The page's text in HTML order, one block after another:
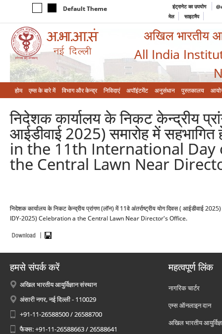
Default Theme इंट्रानेट का उपयोग
मेल
साइटमैप
अखिल भारतीय
All India
होम एम्‍स के बारे में विभाग और केन्‍द्र निविदाएं अपॉइंटमेंट अनुसंधान पुस्तकालय
निदेशक कार्यालय के निकट केन्द्रीय
आईडीवाई 2025) समारोह में
in the 11th International Day
the Central Lawn Near
निदेशक कार्यालय के निकट केन्द्रीय प्रांगण (लॉन) में 11वे अंतर्राष्ट्रीय योग दिवस (
IDY-2025) Celebration a the Central Lawn Near Director's Office.
हमसे संपर्क करें
अखिल भारतीय आयुर्विज्ञान संस्थान
अंसारी नगर, नई दिल्ली - 110029
+91-11-26588500 / 26588700
फैक्स: +91-11-26588663 / 26588641
महत्वपूर्ण लिंक
नागरिक चार्टर
एम्स ऑनलाइन दान
अखिल भारतीय